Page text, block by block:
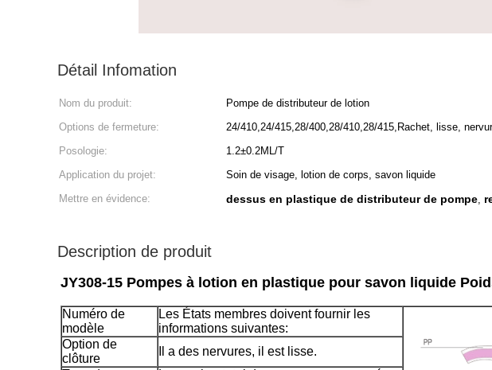
Détail Infomation
Nom du produit: Pompe de distributeur de lotion
Options de fermeture:
24/410,24/415,28/400,28/410,28/415,Rachet, lisse,
Posologie:
1.2±0.2ML/T
Application du projet:
Soin de visage, lotion de corps, savon liquide
Mettre en évidence:
dessus en plastique de distributeur de pompe,
Description de produit
JY308-15 Pompes à lotion en plastique pour savon liquide
Numéro de
modèle
Les États membres doivent fournir les
informations suivantes:
Option de
clôture
Il a des nervures, il est lisse.